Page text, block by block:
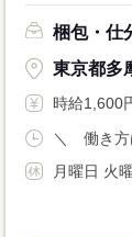
梱包・仕
東京都多
時給1,600
＼ 働き方
月曜日 火